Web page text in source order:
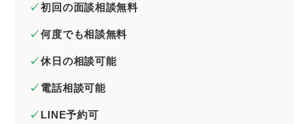
初回の面談相談無料
何度でも相談無料
休日の相談可能
電話相談可能
LINE予約可